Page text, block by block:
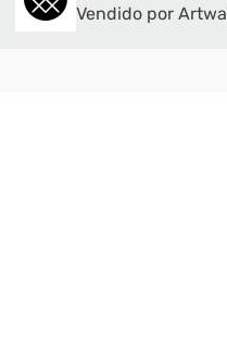
Vendido por